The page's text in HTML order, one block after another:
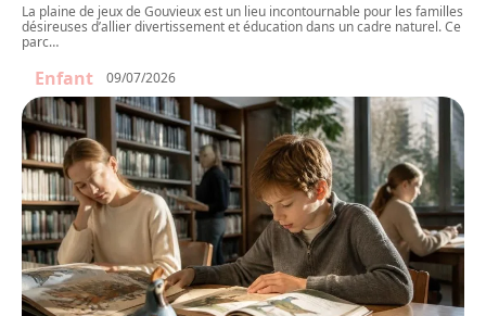
La plaine de jeux de Gouvieux est un lieu incontournable pour les familles
désireuses d’allier divertissement et éducation dans un cadre naturel. Ce
parc…
Enfant 09/07/2026